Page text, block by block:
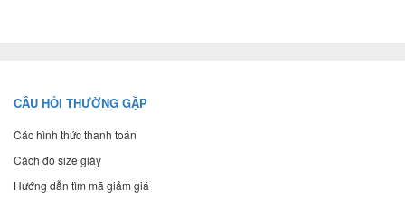
CÂU HỎI THƯỜNG GẶP
Các hình thức thanh toán
Cách đo size giày
Hướng dẫn tìm mã giảm giá